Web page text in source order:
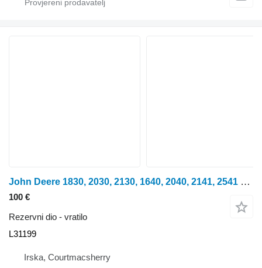
John Deere 1830, 2030, 2130, 1640, 2040, 2141, 2541 Load Sensor Shaft L3119 L31199 vratilo za traktora na kotačima
100 €
Rezervni dio - vratilo
L31199
Irska, Courtmacsherry